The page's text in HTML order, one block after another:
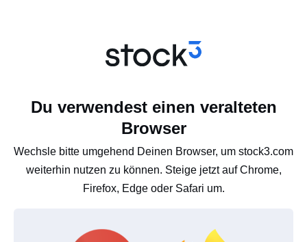
Du verwendest einen veralteten
Browser
Wechsle bitte umgehend Deinen Browser, um stock3.com
weiterhin nutzen zu können. Steige jetzt auf Chrome,
Firefox, Edge oder Safari um.